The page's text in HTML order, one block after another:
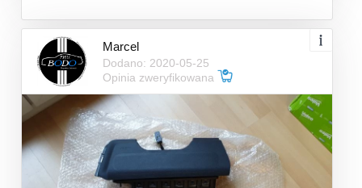
Marcel
Dodano: 2020-05-25
Opinia zweryfikowana